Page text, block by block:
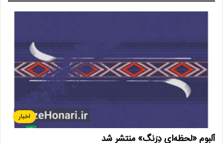
اخبار
آلبوم «لحظه‌ای دِرَنگ» منتشر شد